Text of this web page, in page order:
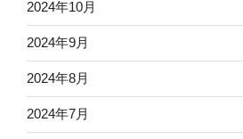
2024年10月
2024年9月
2024年8月
2024年7月